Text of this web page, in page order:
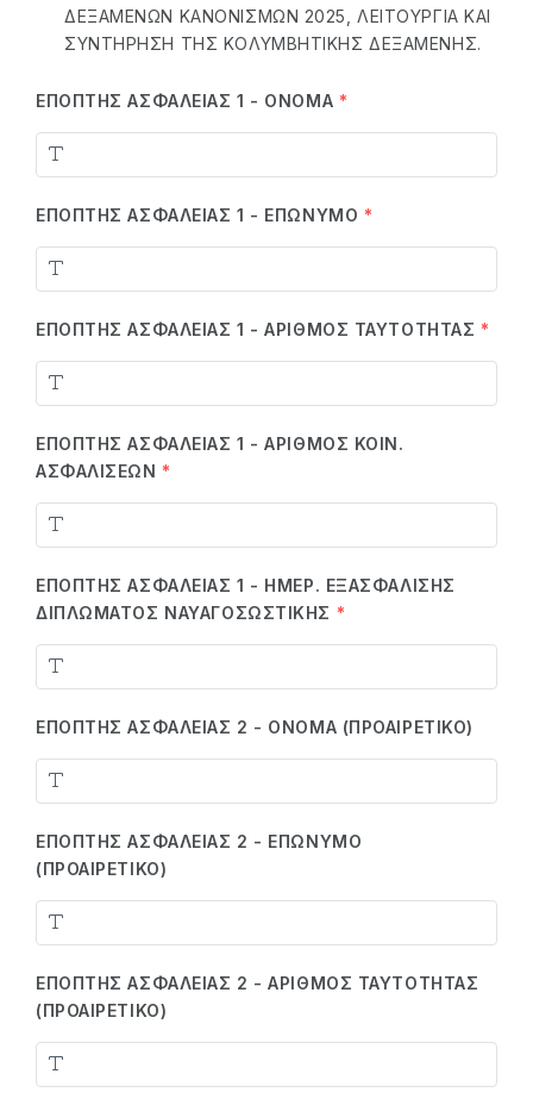
ΔΕΞΑΜΕΝΏΝ ΚΑΝΟΝΙΣΜΏΝ 2025, ΛΕΙΤΟΥΡΓΊΑ ΚΑΙ
ΣΥΝΤΉΡΗΣΗ ΤΗΣ ΚΟΛΥΜΒΗΤΙΚΉΣ ΔΕΞΑΜΕΝΉΣ.
ΕΠΌΠΤΗΣ ΑΣΦΑΛΕΊΑΣ 1 - ΌΝΟΜΑ *
ΕΠΌΠΤΗΣ ΑΣΦΑΛΕΊΑΣ 1 - ΕΠΏΝΥΜΟ *
ΕΠΌΠΤΗΣ ΑΣΦΑΛΕΊΑΣ 1 - ΑΡΙΘΜΌΣ ΤΑΥΤΌΤΗΤΑΣ *
ΕΠΌΠΤΗΣ ΑΣΦΑΛΕΊΑΣ 1 - ΑΡΙΘΜΌΣ ΚΟΙΝ.
ΑΣΦΑΛΊΣΕΩΝ *
ΕΠΌΠΤΗΣ ΑΣΦΑΛΕΊΑΣ 1 - ΗΜΕΡ. ΕΞΑΣΦΆΛΙΣΗΣ
ΔΙΠΛΏΜΑΤΟΣ ΝΑΥΑΓΟΣΩΣΤΙΚΉΣ *
ΕΠΌΠΤΗΣ ΑΣΦΑΛΕΊΑΣ 2 - ΌΝΟΜΑ (ΠΡΟΑΙΡΕΤΙΚΌ)
ΕΠΌΠΤΗΣ ΑΣΦΑΛΕΊΑΣ 2 - ΕΠΏΝΥΜΟ
(ΠΡΟΑΙΡΕΤΙΚΌ)
ΕΠΌΠΤΗΣ ΑΣΦΑΛΕΊΑΣ 2 - ΑΡΙΘΜΌΣ ΤΑΥΤΌΤΗΤΑΣ
(ΠΡΟΑΙΡΕΤΙΚΌ)